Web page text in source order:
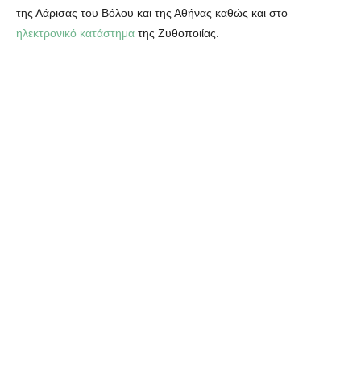
της Λάρισας του Βόλου και της Αθήνας καθώς και στο
ηλεκτρονικό κατάστημα της Ζυθοποιίας.